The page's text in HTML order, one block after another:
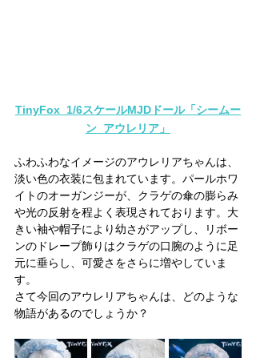
TinyFox  1/6スケールMJDドール「シームー
ン  アウレリア」
ふわふわなイメージのアウレリアちゃんは、
淡い色の衣装に包まれています。パールホワ
イトのオーガンジーが、クラゲの傘の膨らみ
や光の反射を程よく表現されております。大
きい袖や帽子により幼さがアップし、リボー
ンのドレープ飾りはクラゲの口腕のように足
元に垂らし、可愛さをさらに増やしていま
す。
さて今回のアウレリアちゃんは、どのような
物語があるのでしょうか？